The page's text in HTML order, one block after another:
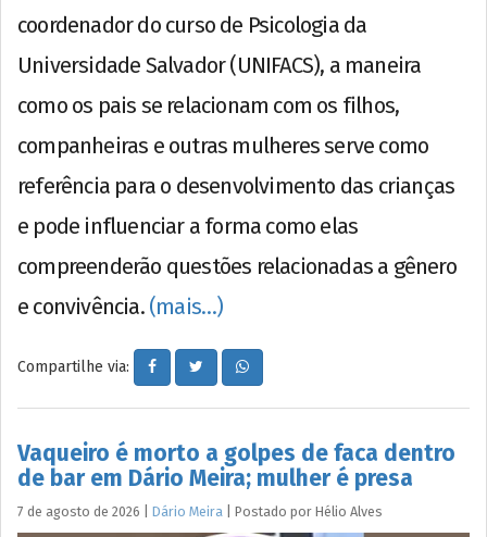
coordenador do curso de Psicologia da
Universidade Salvador (UNIFACS), a maneira
como os pais se relacionam com os filhos,
companheiras e outras mulheres serve como
referência para o desenvolvimento das crianças
e pode influenciar a forma como elas
compreenderão questões relacionadas a gênero
e convivência. (mais…)
Compartilhe via:
Vaqueiro é morto a golpes de faca dentro
de bar em Dário Meira; mulher é presa
7 de agosto de 2026 Dário Meira Postado por Hélio Alves